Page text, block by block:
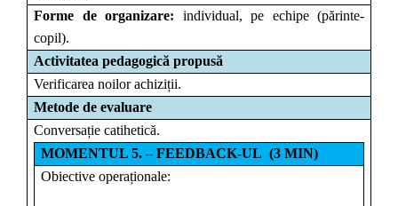
Forme de organizare: individual, pe echipe (părinte-
copil).
Activitatea pedagogică propusă
Verificarea noilor achiziții.
Metode de evaluare
Conversație catihetică.
MOMENTUL 5. – FEEDBACK-UL (3 MIN)
Obiective operaționale: